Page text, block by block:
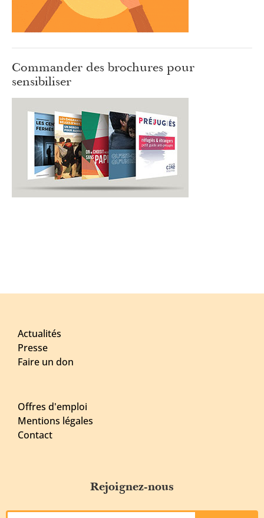
Commander des brochures pour
sensibiliser
Actualités
Presse
Faire un don
Offres d'emploi
Mentions légales
Contact
Rejoignez-nous